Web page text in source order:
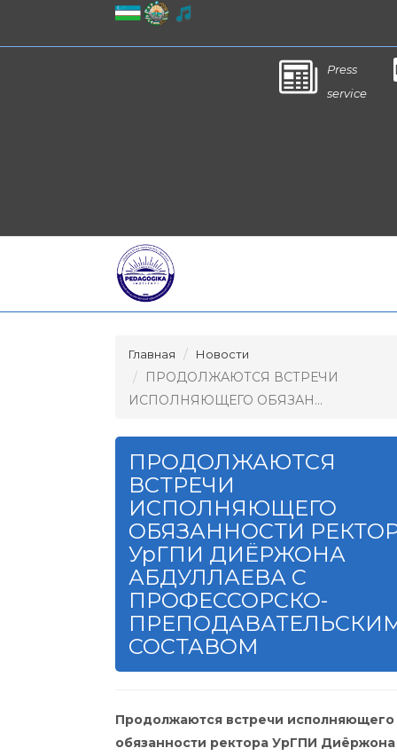
Press
service
Главная Новости
ПРОДОЛЖАЮТСЯ ВСТРЕЧИ
ИСПОЛНЯЮЩЕГО ОБЯЗАН...
ПРОДОЛЖАЮТСЯ
ВСТРЕЧИ
ИСПОЛНЯЮЩЕГО
ОБЯЗАННОСТИ
УрГПИ ДИЁРЖОНА
АБДУЛЛАЕВА С
ПРОФЕССОРСКО-
СОСТАВОМ
Продолжаются встречи исполняющего
обязанности ректора УрГПИ Диёржона